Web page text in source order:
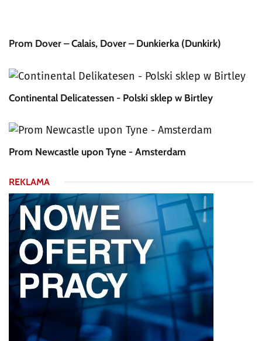
Prom Dover – Calais, Dover – Dunkierka (Dunkirk)
Continental Delicatessen - Polski sklep w Birtley
Prom Newcastle upon Tyne - Amsterdam
REKLAMA